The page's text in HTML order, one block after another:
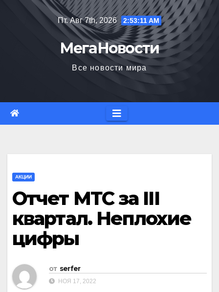
Пт. Авг 7th, 2026 2:53:12 AM
МегаНовости
Все новости мира
АКЦИИ
Отчет МТС за III
квартал. Неплохие
цифры
от serfer
НОЯ 17, 2022